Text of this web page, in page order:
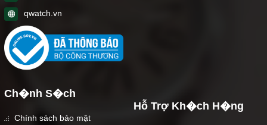
qwatch.vn
Ch�nh S�ch
Chính sách bảo mật
Hỗ Trợ Kh�ch H�ng